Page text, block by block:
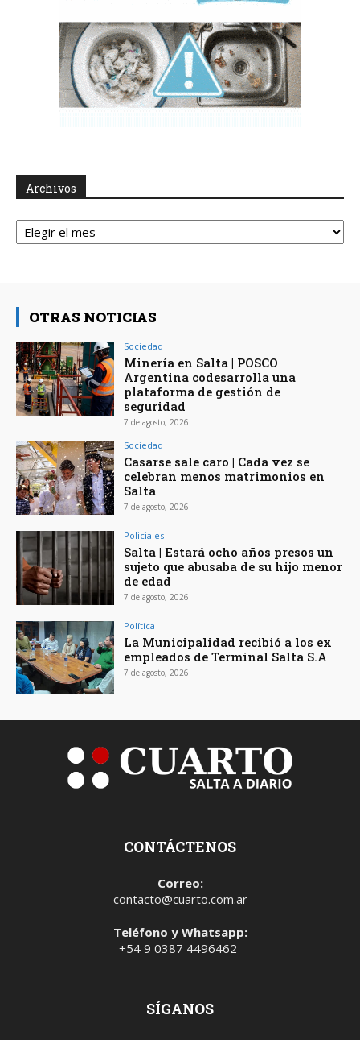
Archivos
Archivos
OTRAS NOTICIAS
Sociedad
Minería en Salta | POSCO
Argentina codesarrolla una
plataforma de gestión de
seguridad
7 de agosto, 2026
Sociedad
Casarse sale caro | Cada vez se
celebran menos matrimonios en
Salta
7 de agosto, 2026
Policiales
Salta | Estará ocho años presos un
sujeto que abusaba de su hijo menor
de edad
7 de agosto, 2026
Política
La Municipalidad recibió a los ex
empleados de Terminal Salta S.A
7 de agosto, 2026
CONTÁCTENOS
Correo:
contacto@cuarto.com.ar
Teléfono y Whatsapp:
+54 9 0387 4496462
SÍGANOS